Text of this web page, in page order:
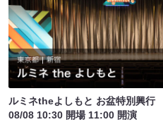
ルミネtheよしもと お盆特別興行
08/08 10:30 開場 11:00 開演